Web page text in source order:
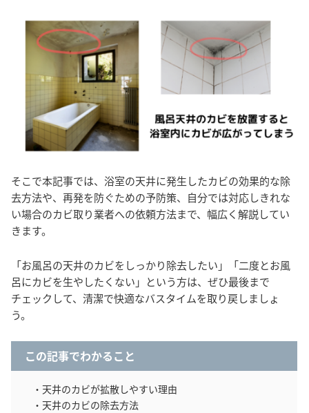
そこで本記事では、浴室の天井に発生したカビの効果的な除
去方法や、再発を防ぐための予防策、自分では対応しきれな
い場合のカビ取り業者への依頼方法まで、幅広く解説してい
きます。
「お風呂の天井のカビをしっかり除去したい」「二度とお風
呂にカビを生やしたくない」という方は、ぜひ最後まで
チェックして、清潔で快適なバスタイムを取り戻しましょ
う。
この記事でわかること
・天井のカビが拡散しやすい理由
・天井のカビの除去方法